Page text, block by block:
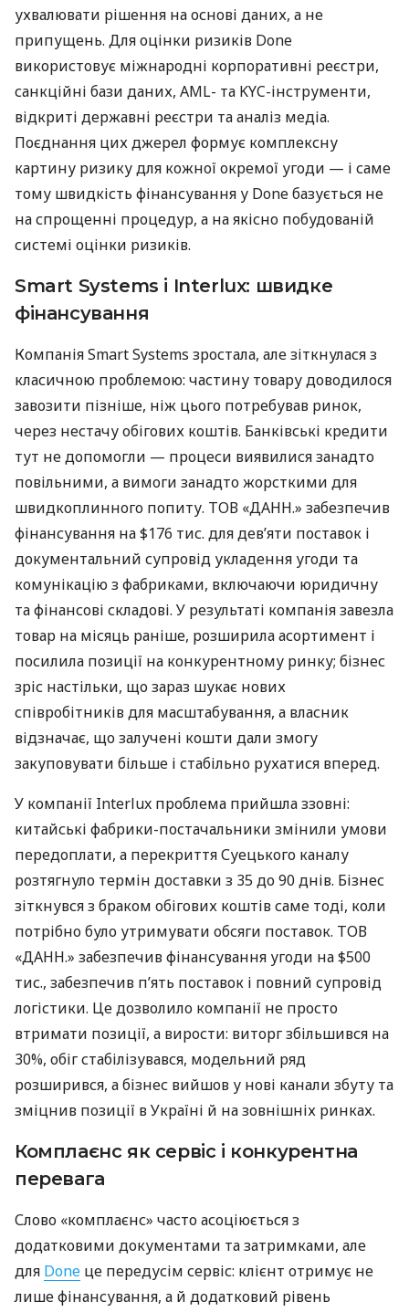
ухвалювати рішення на основі даних, а не
припущень. Для оцінки ризиків Done
використовує міжнародні корпоративні реєстри,
санкційні бази даних, AML- та KYC-інструменти,
відкриті державні реєстри та аналіз медіа.
Поєднання цих джерел формує комплексну
картину ризику для кожної окремої угоди — і саме
тому швидкість фінансування у Done базується не
на спрощенні процедур, а на якісно побудованій
системі оцінки ризиків.
Smart Systems і Interlux: швидке
фінансування
Компанія Smart Systems зростала, але зіткнулася з
класичною проблемою: частину товару доводилося
завозити пізніше, ніж цього потребував ринок,
через нестачу обігових коштів. Банківські кредити
тут не допомогли — процеси виявилися занадто
повільними, а вимоги занадто жорсткими для
швидкоплинного попиту. ТОВ «ДАНН.» забезпечив
фінансування на $176 тис. для дев’яти поставок і
документальний супровід укладення угоди та
комунікацію з фабриками, включаючи юридичну
та фінансові складові. У результаті компанія завезла
товар на місяць раніше, розширила асортимент і
посилила позиції на конкурентному ринку; бізнес
зріс настільки, що зараз шукає нових
співробітників для масштабування, а власник
відзначає, що залучені кошти дали змогу
закуповувати більше і стабільно рухатися вперед.
У компанії Interlux проблема прийшла ззовні:
китайські фабрики-постачальники змінили умови
передоплати, а перекриття Суецького каналу
розтягнуло термін доставки з 35 до 90 днів. Бізнес
зіткнувся з браком обігових коштів саме тоді, коли
потрібно було утримувати обсяги поставок. ТОВ
«ДАНН.» забезпечив фінансування угоди на $500
тис., забезпечив п’ять поставок і повний супровід
логістики. Це дозволило компанії не просто
втримати позиції, а вирости: виторг збільшився на
30%, обіг стабілізувався, модельний ряд
розширився, а бізнес вийшов у нові канали збуту та
зміцнив позиції в Україні й на зовнішніх ринках.
Комплаєнс як сервіс і конкурентна
перевага
Слово «комплаєнс» часто асоціюється з
додатковими документами та затримками, але
для Done це передусім сервіс: клієнт отримує не
лише фінансування, а й додатковий рівень